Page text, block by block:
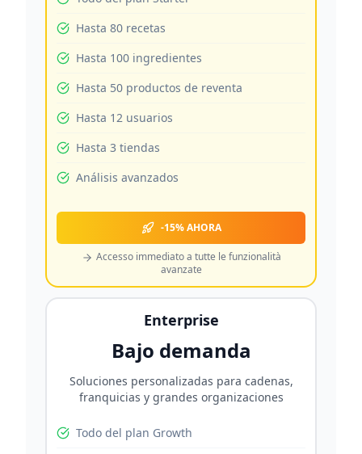
Hasta 80 recetas
Hasta 100 ingredientes
Hasta 50 productos de reventa
Hasta 12 usuarios
Hasta 3 tiendas
Análisis avanzados
-15% AHORA
Accesso immediato a tutte le funzionalità
avanzate
Enterprise
Bajo demanda
Soluciones personalizadas para cadenas,
franquicias y grandes organizaciones
Todo del plan Growth